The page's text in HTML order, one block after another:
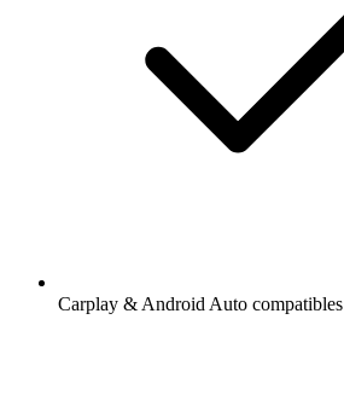
Carplay & Android Auto compatibles